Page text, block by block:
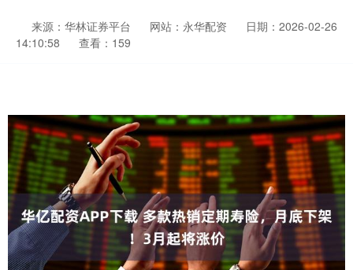
来源：华林证券平台 网站：永华配资
日期：2026-02-26
14:10:58
查看：159